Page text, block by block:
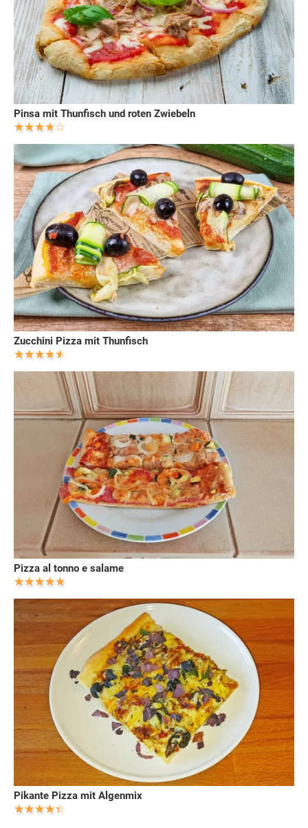
Pinsa mit Thunfisch und roten Zwiebeln
Zucchini Pizza mit Thunfisch
Pizza al tonno e salame
Pikante Pizza mit Algenmix